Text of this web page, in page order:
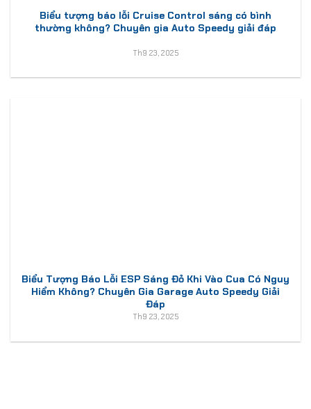
Biểu tượng báo lỗi Cruise Control sáng có bình
thường không? Chuyên gia Auto Speedy giải đáp
Th9 23, 2025
Biểu Tượng Báo Lỗi ESP Sáng Đỏ Khi Vào Cua Có Nguy
Hiểm Không? Chuyên Gia Garage Auto Speedy Giải
Đáp
Th9 23, 2025